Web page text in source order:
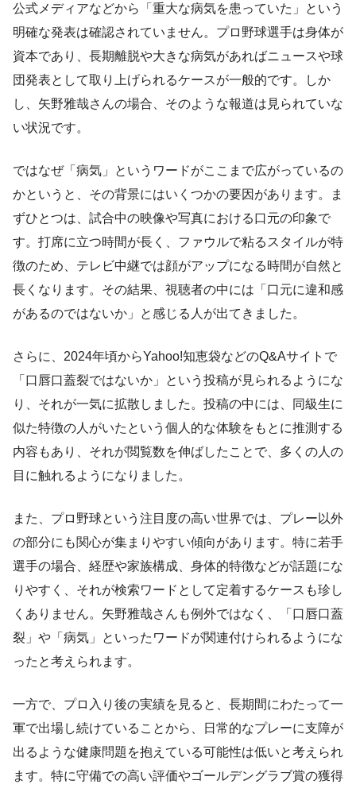
公式メディアなどから「重大な病気を患っていた」という
明確な発表は確認されていません。プロ野球選手は身体が
資本であり、長期離脱や大きな病気があればニュースや球
団発表として取り上げられるケースが一般的です。しか
し、矢野雅哉さんの場合、そのような報道は見られていな
い状況です。
ではなぜ「病気」というワードがここまで広がっているの
かというと、その背景にはいくつかの要因があります。ま
ずひとつは、試合中の映像や写真における口元の印象で
す。打席に立つ時間が長く、ファウルで粘るスタイルが特
徴のため、テレビ中継では顔がアップになる時間が自然と
長くなります。その結果、視聴者の中には「口元に違和感
があるのではないか」と感じる人が出てきました。
さらに、2024年頃からYahoo!知恵袋などのQ&Aサイトで
「口唇口蓋裂ではないか」という投稿が見られるようにな
り、それが一気に拡散しました。投稿の中には、同級生に
似た特徴の人がいたという個人的な体験をもとに推測する
内容もあり、それが閲覧数を伸ばしたことで、多くの人の
目に触れるようになりました。
また、プロ野球という注目度の高い世界では、プレー以外
の部分にも関心が集まりやすい傾向があります。特に若手
選手の場合、経歴や家族構成、身体的特徴などが話題にな
りやすく、それが検索ワードとして定着するケースも珍し
くありません。矢野雅哉さんも例外ではなく、「口唇口蓋
裂」や「病気」といったワードが関連付けられるようにな
ったと考えられます。
一方で、プロ入り後の実績を見ると、長期間にわたって一
軍で出場し続けていることから、日常的なプレーに支障が
出るような健康問題を抱えている可能性は低いと考えられ
ます。特に守備での高い評価やゴールデングラブ賞の獲得